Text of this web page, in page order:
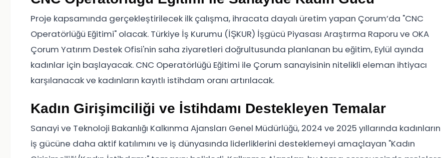
Proje kapsamında gerçekleştirilecek ilk çalışma, ihracata dayalı üretim yapan Çorum’da "CNC
Operatörlüğü Eğitimi" olacak. Türkiye İş Kurumu (İŞKUR) İşgücü Piyasası Araştırma Raporu ve OKA
Çorum Yatırım Destek Ofisi'nin saha ziyaretleri doğrultusunda planlanan bu eğitim, Eylül ayında
kadınlar için başlayacak. CNC Operatörlüğü Eğitimi ile Çorum sanayisinin nitelikli eleman ihtiyacı
karşılanacak ve kadınların kayıtlı istihdam oranı artırılacak.
Kadın Girişimciliği ve İstihdamı Destekleyen Temalar
Sanayi ve Teknoloji Bakanlığı Kalkınma Ajansları Genel Müdürlüğü, 2024 ve 2025 yıllarında kadınların
iş gücüne daha aktif katılımını ve iş dünyasında liderliklerini desteklemeyi amaçlayan "Kadın